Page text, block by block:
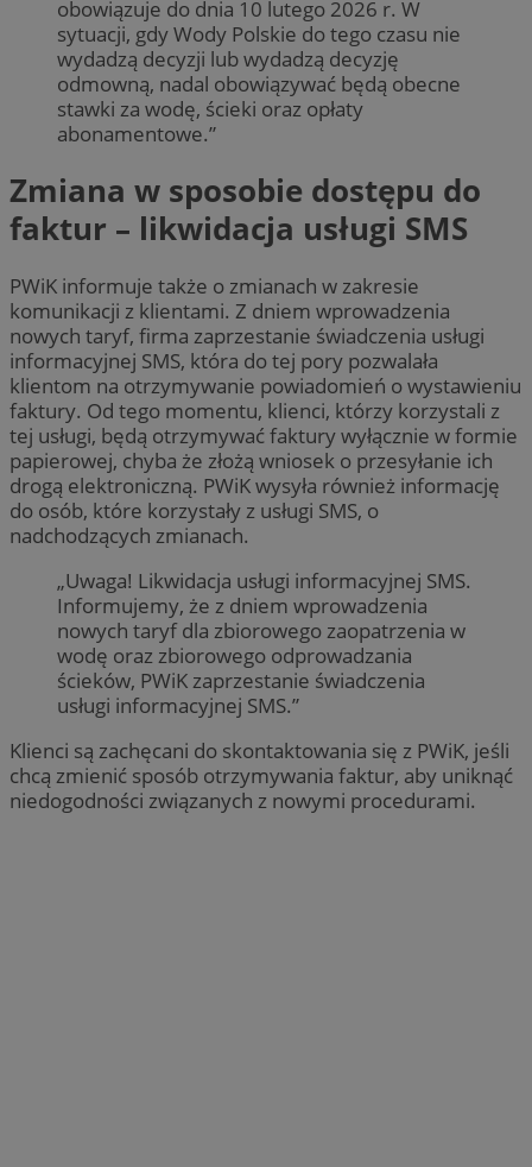
obowiązuje do dnia 10 lutego 2026 r. W
sytuacji, gdy Wody Polskie do tego czasu nie
wydadzą decyzji lub wydadzą decyzję
odmowną, nadal obowiązywać będą obecne
stawki za wodę, ścieki oraz opłaty
abonamentowe.”
Zmiana w sposobie dostępu do
faktur – likwidacja usługi SMS
PWiK informuje także o zmianach w zakresie
komunikacji z klientami. Z dniem wprowadzenia
nowych taryf, firma zaprzestanie świadczenia usługi
informacyjnej SMS, która do tej pory pozwalała
klientom na otrzymywanie powiadomień o wystawieniu
faktury. Od tego momentu, klienci, którzy korzystali z
tej usługi, będą otrzymywać faktury wyłącznie w formie
papierowej, chyba że złożą wniosek o przesyłanie ich
drogą elektroniczną. PWiK wysyła również informację
do osób, które korzystały z usługi SMS, o
nadchodzących zmianach.
„Uwaga! Likwidacja usługi informacyjnej SMS.
Informujemy, że z dniem wprowadzenia
nowych taryf dla zbiorowego zaopatrzenia w
wodę oraz zbiorowego odprowadzania
ścieków, PWiK zaprzestanie świadczenia
usługi informacyjnej SMS.”
Klienci są zachęcani do skontaktowania się z PWiK, jeśli
chcą zmienić sposób otrzymywania faktur, aby uniknąć
niedogodności związanych z nowymi procedurami.